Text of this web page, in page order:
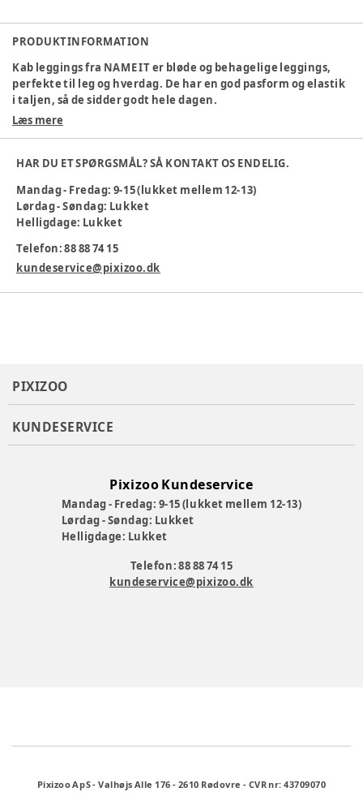
PRODUKTINFORMATION
Kab leggings fra NAME IT er bløde og behagelige leggings,
perfekte til leg og hverdag. De har en god pasform og elastik
i taljen, så de sidder godt hele dagen.
Materiale: 57% bomuld, 38% modal, 5% elastan
Bløde og strækbare
Behagelige at have på
Maskinvask 40 °C
Et must-have i garderoben til børn, der elsker at bevæge sig!
Farve:Beige
Køn
Unisex
Materiale:Økologisk bomuld
Materialesammensætning:57% Øko Bomuld 38% Modal
Varenummer:367760
Læs mere
HAR DU ET SPØRGSMÅL? SÅ KONTAKT OS ENDELIG.
Mandag - Fredag: 9-15 (lukket mellem 12-13)
Lørdag - Søndag: Lukket
Helligdage: Lukket
Telefon: 88 88 74 15
kundeservice@pixizoo.dk
PIXIZOO
KUNDESERVICE
Pixizoo Kundeservice
Mandag - Fredag: 9-15 (lukket mellem 12-13)
Lørdag - Søndag: Lukket
Helligdage: Lukket
Telefon: 88 88 74 15
kundeservice@pixizoo.dk
Pixizoo ApS-Valhøjs Alle 176 - 2610 Rødovre - CVR nr: 43709070